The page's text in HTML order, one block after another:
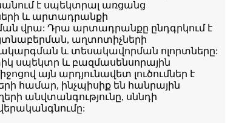
է սպեկտրալ առցանց
և արտադրանքի
վրա: Դրա արտադրանքը ընդգրկում է
աղտոտիչների
և տեսակավորման ոլորտները:
սպեկտր և բազմասենսորային
այն արդյունավետ լուծումներ է
համար, ինչպիսիք են հանրային
անվտանգությունը, սննդի